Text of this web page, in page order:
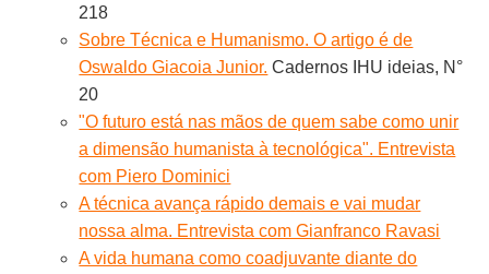
218
Sobre Técnica e Humanismo. O artigo é de
Oswaldo Giacoia Junior. Cadernos IHU ideias, N°
20
"O futuro está nas mãos de quem sabe como unir
a dimensão humanista à tecnológica". Entrevista
com Piero Dominici
A técnica avança rápido demais e vai mudar
nossa alma. Entrevista com Gianfranco Ravasi
A vida humana como coadjuvante diante do